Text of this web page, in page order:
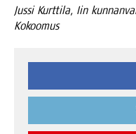
Jus­si Kurt­ti­la, Iin
Kokoomus